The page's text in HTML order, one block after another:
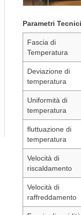
Parametri Tecnici
Fascia di
Temperatura
Deviazione di
temperatura
Uniformità di
temperatura
fluttuazione di
temperatura
Velocità di
riscaldamento
Velocità di
raffreddamento